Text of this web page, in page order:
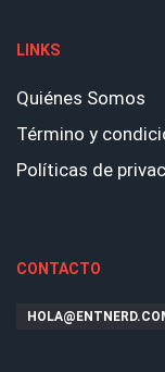
LINKS
Quiénes Somos
Término y
Políticas de
CONTACTO